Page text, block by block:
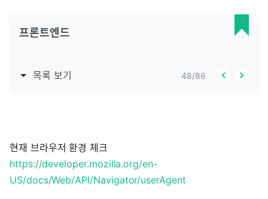
프론트엔드
목록 보기 48/86
현재 브라우저 환경 체크
https://developer.mozilla.org/en-
US/docs/Web/API/Navigator/userAgent